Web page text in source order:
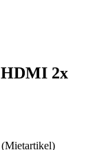
2x